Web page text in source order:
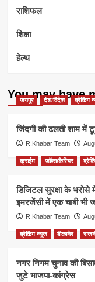
राशिफल
शिक्षा
हेल्थ
You may have
जयपुर देश/विदेश ब्रेकिंग
जिंदगी की ढलती शाम में
R.Khabar Team
क्राईम जॉब्स/कैरियर
डिजिटल सुरक्षा के
इमरजेंसी में एक चाबी भी
R.Khabar Team
ब्रेकिंग न्यूज बीकानेर
नगर निगम चुनाव की
जुटे भाजपा-कांग्रेस